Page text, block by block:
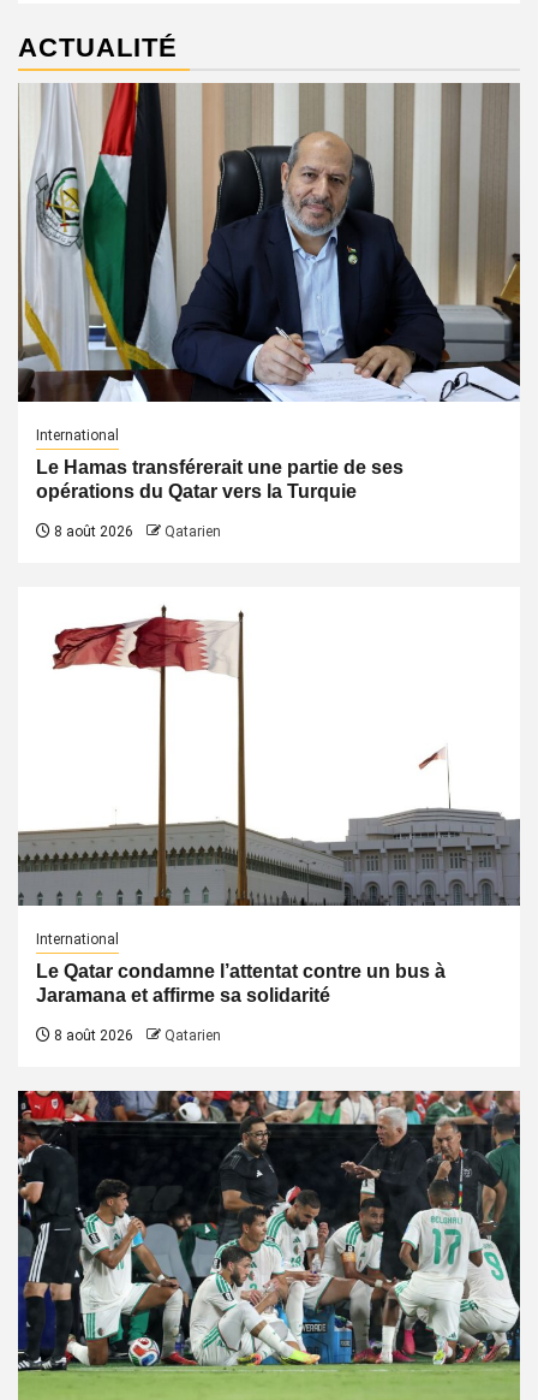
ACTUALITÉ
International
Le Hamas transférerait une partie de ses
opérations du Qatar vers la Turquie
8 août 2026 Qatarien
International
Le Qatar condamne l’attentat contre un bus à
Jaramana et affirme sa solidarité
8 août 2026 Qatarien